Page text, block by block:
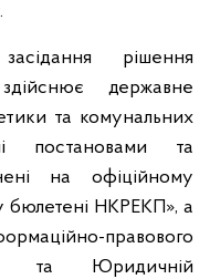
рішення
державне
та комунальних
постановами та
на офіційному
бюлетені НКРЕКП», а
правового
та Юридичній